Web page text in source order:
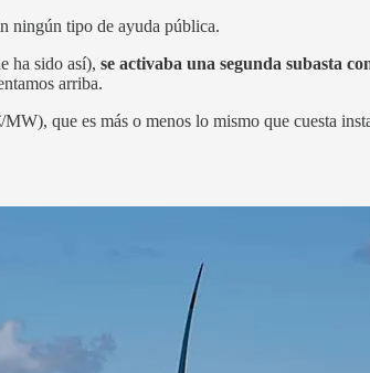
ningún tipo de ayuda pública.
ha sido así), se activaba una segunda subasta
arriba.
que es más o menos lo mismo que cuesta